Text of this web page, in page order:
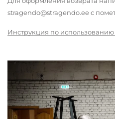
stragendo@stragendo.ee с
Инструкция по